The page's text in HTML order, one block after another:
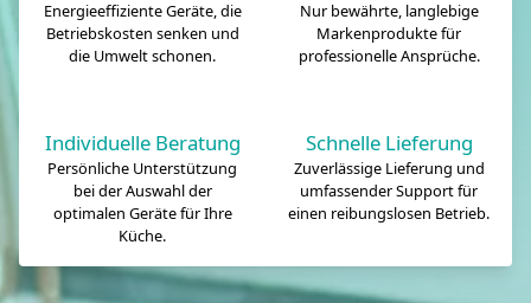
Energieeffiziente Geräte, die
Betriebskosten senken und
die Umwelt schonen.
Nur bewährte, langlebige
Markenprodukte für
professionelle Ansprüche.
Individuelle Beratung
Persönliche Unterstützung
bei der Auswahl der
optimalen Geräte für Ihre
Küche.
Schnelle Lieferung
Zuverlässige Lieferung und
umfassender Support für
einen reibungslosen Betrieb.